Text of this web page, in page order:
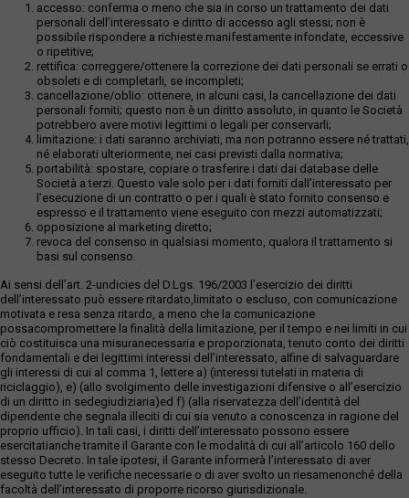
accesso: conferma o meno che sia in corso un trattamento dei dati
personali dell’interessato e diritto di accesso agli stessi; non è
possibile rispondere a richieste manifestamente infondate, eccessive
o ripetitive;
rettifica: correggere/ottenere la correzione dei dati personali se errati o
obsoleti e di completarli, se incompleti;
cancellazione/oblio: ottenere, in alcuni casi, la cancellazione dei dati
personali forniti; questo non è un diritto assoluto, in quanto le Società
potrebbero avere motivi legittimi o legali per conservarli;
limitazione: i dati saranno archiviati, ma non potranno essere né trattati,
né elaborati ulteriormente, nei casi previsti dalla normativa;
portabilità: spostare, copiare o trasferire i dati dai database delle
Società a terzi. Questo vale solo per i dati forniti dall’interessato per
l’esecuzione di un contratto o per i quali è stato fornito consenso e
espresso e il trattamento viene eseguito con mezzi automatizzati;
opposizione al marketing diretto;
revoca del consenso in qualsiasi momento, qualora il trattamento si
basi sul consenso.
Ai sensi dell’art. 2-undicies del D.Lgs. 196/2003 l’esercizio dei diritti
dell’interessato può essere ritardato,limitato o escluso, con comunicazione
motivata e resa senza ritardo, a meno che la comunicazione
possacompromettere la finalità della limitazione, per il tempo e nei limiti in cui
ciò costituisca una misuranecessaria e proporzionata, tenuto conto dei diritti
fondamentali e dei legittimi interessi dell’interessato, alfine di salvaguardare
gli interessi di cui al comma 1, lettere a) (interessi tutelati in materia di
riciclaggio), e) (allo svolgimento delle investigazioni difensive o all’esercizio
di un diritto in sedegiudiziaria)ed f) (alla riservatezza dell’identità del
dipendente che segnala illeciti di cui sia venuto a conoscenza in ragione del
proprio ufficio). In tali casi, i diritti dell’interessato possono essere
esercitatianche tramite il Garante con le modalità di cui all’articolo 160 dello
stesso Decreto. In tale ipotesi, il Garante informerà l’interessato di aver
eseguito tutte le verifiche necessarie o di aver svolto un riesamenonché della
facoltà dell’interessato di proporre ricorso giurisdizionale.